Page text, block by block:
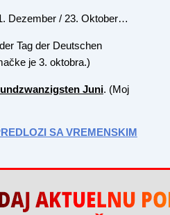
Dezember / 23. Oktober…
Tag der Deutschen
je 3. oktobra.)
Juni. (Moj
SA VREMENSKIM